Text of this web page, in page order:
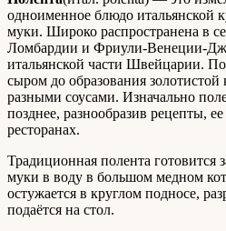
одноименное блюдо итальянской
муки. Широко распространена в
Ломбардии и Фриули-Венеции-
итальянской части Швейцарии.
сыром до образования
разными соусами. Изначально
позднее, разнообразив рецепты,
ресторанах.
Традиционная полента готовится
муки в воду в большом медном
остужается в круглом подносе,
подаётся на стол.